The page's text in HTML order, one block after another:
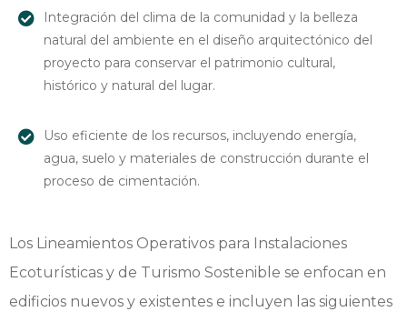
Integración del clima de la comunidad y la belleza
natural del ambiente en el diseño arquitectónico del
proyecto para conservar el patrimonio cultural,
histórico y natural del lugar.
Uso eficiente de los recursos, incluyendo energía,
agua, suelo y materiales de construcción durante el
proceso de cimentación.
Los Lineamientos Operativos para Instalaciones
Ecoturísticas y de Turismo Sostenible se enfocan en
edificios nuevos y existentes e incluyen las siguientes